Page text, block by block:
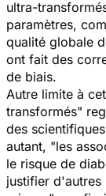
ultra-
paramètres,
qualité globale
ont fait des
de biais.
Autre limite à
transformés"
des
autant, "les
le risque de
justifier d'autres